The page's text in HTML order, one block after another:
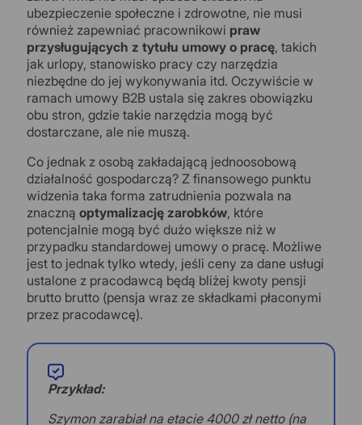
ubezpieczenie społeczne i zdrowotne, nie musi
również zapewniać pracownikowi praw
przysługujących z tytułu umowy o pracę, takich
jak urlopy, stanowisko pracy czy narzędzia
niezbędne do jej wykonywania itd. Oczywiście w
ramach umowy B2B ustala się zakres obowiązku
obu stron, gdzie takie narzędzia mogą być
dostarczane, ale nie muszą.
Co jednak z osobą zakładającą jednoosobową
działalność gospodarczą? Z finansowego punktu
widzenia taka forma zatrudnienia pozwala na
znacznąoptymalizację zarobków, które
potencjalnie mogą być dużo większe niż w
przypadku standardowej umowy o pracę. Możliwe
jest to jednak tylko wtedy, jeśli ceny za dane usługi
ustalone z pracodawcą będą bliżej kwoty pensji
brutto brutto (pensja wraz ze składkami płaconymi
przez pracodawcę).
Przykład:
Szymon zarabiał na etacie 4000 zł netto (na